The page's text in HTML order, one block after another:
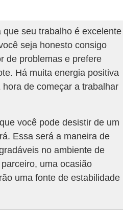
seu trabalho é excelente
seja honesto consigo
de problemas e prefere
Há muita energia positiva
de começar a trabalhar
você pode desistir de um
Essa será a maneira de
no ambiente de
uma ocasião
uma fonte de estabilidade